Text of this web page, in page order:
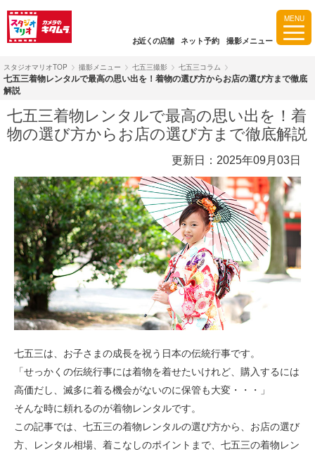
MENU
お近くの店舗 ネット予約 撮影メニュー
スタジオマリオTOP 撮影メニュー 七五三撮影 七五三コラム
七五三着物レンタルで最高の思い出を！着物の選び方からお店の選び方まで徹底
解説
七五三着物レンタルで最高の思い出を！着
物の選び方からお店の選び方まで徹底解説
更新日：2025年09月03日
七五三は、お子さまの成長を祝う日本の伝統行事です。
「せっかくの伝統行事には着物を着せたいけれど、購入するには
高価だし、滅多に着る機会がないのに保管も大変・・・」
そんな時に頼れるのが着物レンタルです。
この記事では、七五三の着物レンタルの選び方から、お店の選び
方、レンタル相場、着こなしのポイントまで、七五三の着物レン